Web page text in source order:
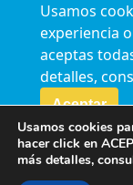
AVISO DE PRIVACIDAD
Usamos
experiencia
aceptas
detalles,
Aceptar
Usamos cookies
hacer click en
más detalles,